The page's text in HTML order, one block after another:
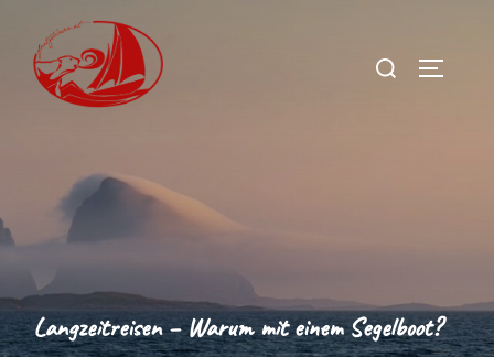
Inhalt
springen
Suchen
Langzeitreisen – Warum mit einem Segelboot?